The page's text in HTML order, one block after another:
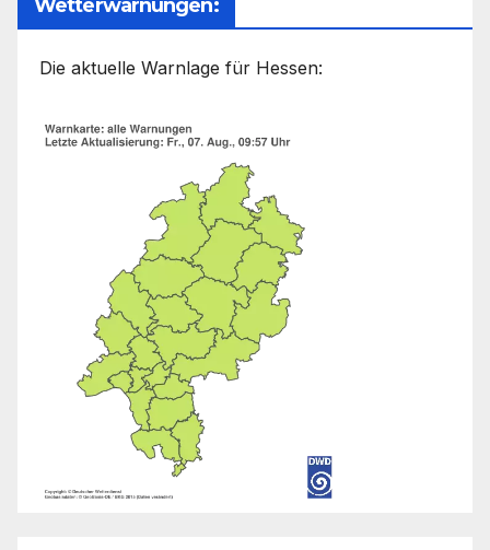
Wetterwarnungen:
Die aktuelle Warnlage für Hessen: